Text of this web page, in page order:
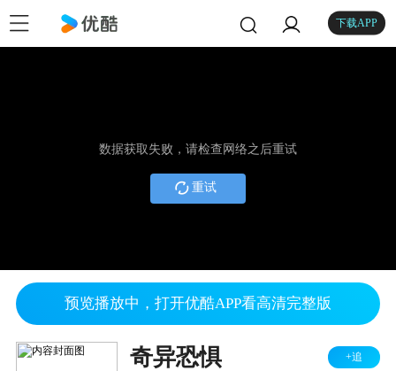
下载APP
数据获取失败，请检查网络之后重试
重试
预览播放中，打开优酷APP看高清完整版
奇异恐惧 +追